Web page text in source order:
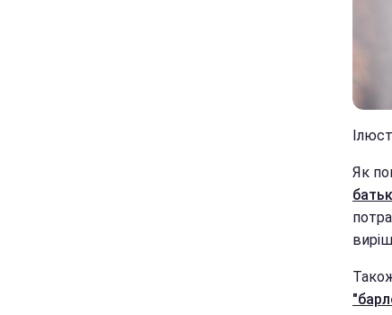
Як